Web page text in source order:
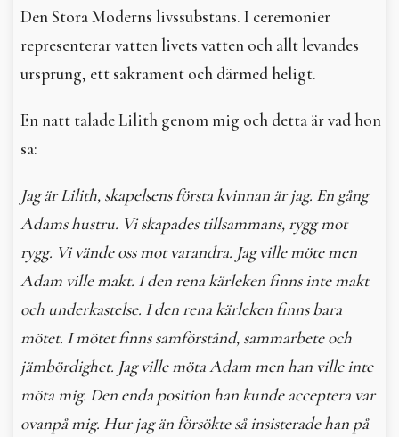
Den Stora Moderns livssubstans. I ceremonier
representerar vatten livets vatten och allt levandes
ursprung, ett sakrament och därmed heligt.
En natt talade Lilith genom mig och detta är vad hon
sa:
Jag är Lilith, skapelsens första kvinnan är jag. En gång
Adams hustru. Vi skapades tillsammans, rygg mot
rygg. Vi vände oss mot varandra. Jag ville möte men
Adam ville makt. I den rena kärleken finns inte makt
och underkastelse. I den rena kärleken finns bara
mötet. I mötet finns samförstånd, sammarbete och
jämbördighet. Jag ville möta Adam men han ville inte
möta mig. Den enda position han kunde acceptera var
ovanpå mig. Hur jag än försökte så insisterade han på